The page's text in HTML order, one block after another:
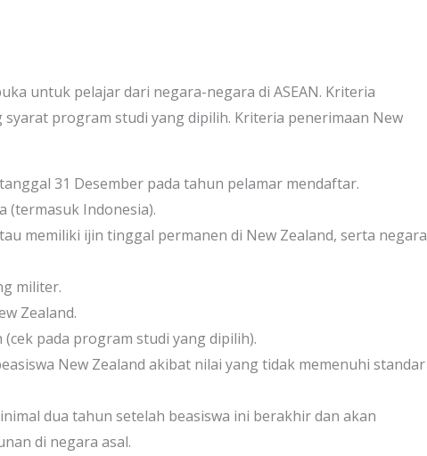
untuk pelajar dari negara-negara di ASEAN. Kriteria
program studi yang dipilih. Kriteria penerimaan New
31 Desember pada tahun pelamar mendaftar.
(termasuk Indonesia).
memiliki ijin tinggal permanen di New Zealand, serta negara
militer.
Zealand.
pada program studi yang dipilih).
New Zealand akibat nilai yang tidak memenuhi standar
dua tahun setelah beasiswa ini berakhir dan akan
di negara asal.